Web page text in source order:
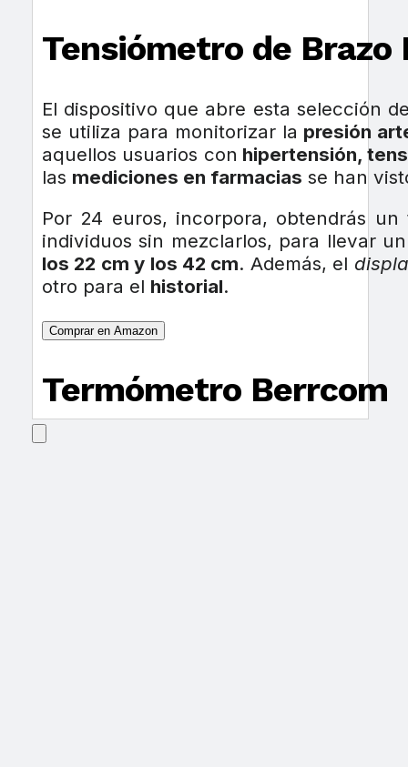
Tensiómetro de Brazo
El dispositivo que abre esta selección
se utiliza para monitorizar la presión
aquellos usuarios con hipertensión,
las mediciones en farmacias se han
Por 24 euros, incorpora, obtendrás
individuos sin mezclarlos, para llevar
los 22 cm y los 42 cm. Además, el
otro para el historial.
Comprar en Amazon
Termómetro Berrcom